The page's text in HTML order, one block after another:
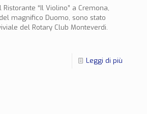
“Il Violino” a Cremona,
magnifico Duomo, sono stato
del Rotary Club Monteverdi.
Leggi di più